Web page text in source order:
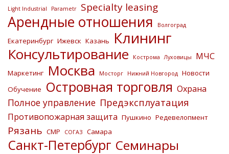
Light Industrial Parametr Specialty leasing
Арендные отношения Волгоград
Екатеринбург Ижевск Казань Клининг
Консультирование Кострома Луховицы МЧС
Маркетинг Москва Мосторг Нижний Новгород Новости
Обучение
Островная торговля Охрана
Полное управление Предэксплуатация
Противопожарная защита Пушкино Редевелопмент
Рязань СМР СОГАЗ Самара
Санкт-Петербург Семинары